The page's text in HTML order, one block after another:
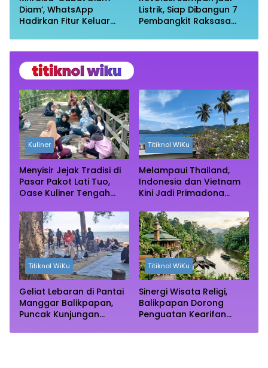
Diam’, WhatsApp
Hadirkan Fitur Keluar
Listrik, Siap Dibangun 7
Pembangkit Raksasa
Kuliner
Menyisir Jejak Tradisi di
Pasar Pakot Lati Tuo,
Oase Kuliner Tengah
Titiknol WiKu
Melampaui Thailand,
Indonesia dan Vietnam
Kini Jadi Primadona
Titiknol WiKu
Geliat Lebaran di Pantai
Manggar Balikpapan,
Puncak Kunjungan
Titiknol WiKu
Sinergi Wisata Religi,
Balikpapan Dorong
Penguatan Kearifan